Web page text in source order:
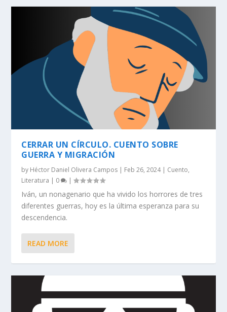
CERRAR UN CÍRCULO. CUENTO SOBRE
GUERRA Y MIGRACIÓN
by Héctor Daniel Olivera Campos | Feb 26, 2024| Cuento,
Literatura | 0 |
Iván, un nonagenario que ha vivido los horrores de tres
diferentes guerras, hoy es la última esperanza para su
descendencia.
READ MORE